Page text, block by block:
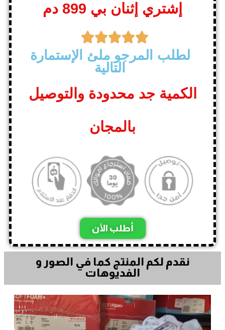
إشتري إثنان بي 899 دم

لطلب المرجو ملئ الإستمارة
التالية
الكمية جد محدودة والتوصيل
بالمجان
أطلب الأن
نقدم لكم المنتج كما في الصور و
الفديوهات